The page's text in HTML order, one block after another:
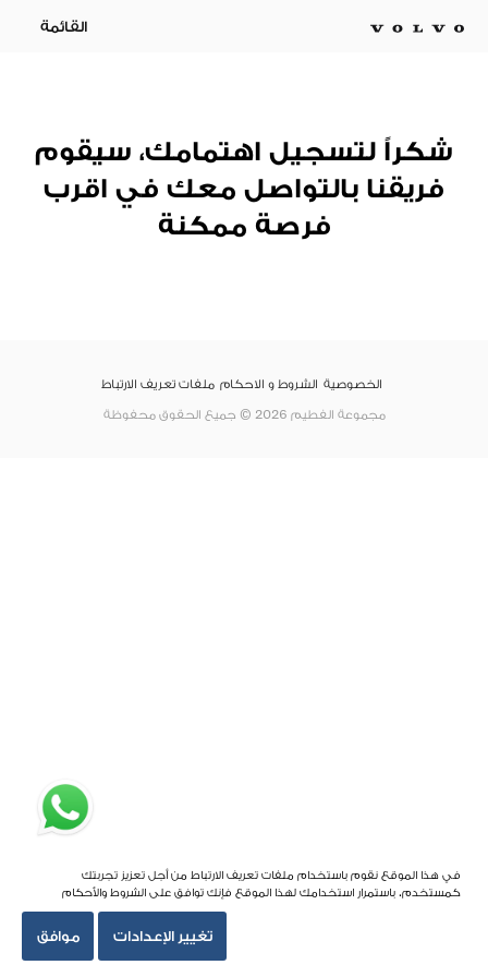
القائمة
شكراً لتسجيل اهتمامك، سيقوم
فريقنا بالتواصل معك في اقرب
فرصة ممكنة
الخصوصية الشروط و الاحكام ملفات تعريف الارتباط
مجموعة الفطيم 2026 © جميع الحقوق محفوظة
في هذا الموقع نقوم باستخدام ملفات تعريف الارتباط من أجل تعزيز تجربتك
كمستخدم. باستمرار استخدامك لهذا الموقع فإنك توافق على الشروط والأحكام
تغيير الإعدادات موافق